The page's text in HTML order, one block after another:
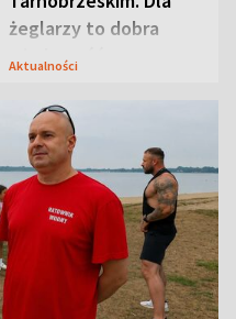
żeglarzy to dobra
wiadomość
Aktualności